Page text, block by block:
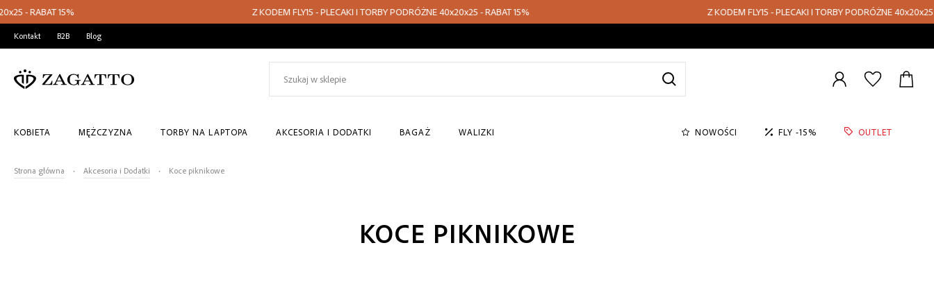
Z KODEM FLY15 - PLECAKI I TORBY PODRÓŻNE 40x20x25 - RABAT 15% Z KODEM FLY15 - PLECAKI I TORBY PODRÓŻNE 40x20x25 - RABAT 15%
PRZEJDŹ
DO
Kontakt B2B Blog
Szukaj
KOBIETA MĘŻCZYZNA TORBY NA LAPTOPA AKCESORIA I DODATKI BAGAŻ WALIZKI NOWOŚCI FLY -15% OUTLET
Strona główna Akcesoria i Dodatki Koce piknikowe
KOCE PIKNIKOWE